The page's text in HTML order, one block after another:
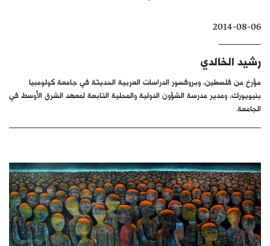
الأرشيف
2014-08-06
رشيد الخالدي
مؤرخ من فلسطين، وبروفسور الدراسات العربية الحديثة في جامعة كولومبيا
بنيويورك، ومدير مدرسة الشؤون الدولية والمحلية التابعة لمعهد الشرق الأوسط في
الجامعة.